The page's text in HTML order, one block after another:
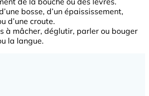
bosse, d’un épaississement,
d’une croute.
à mâcher, déglutir, parler ou bouger
la langue.